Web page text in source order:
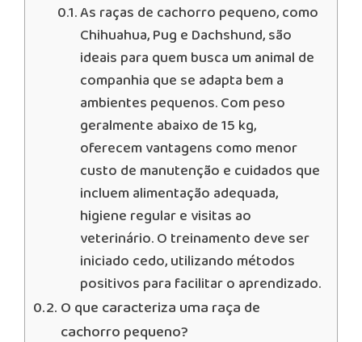
As raças de cachorro pequeno, como
Chihuahua, Pug e Dachshund, são
ideais para quem busca um animal de
companhia que se adapta bem a
ambientes pequenos. Com peso
geralmente abaixo de 15 kg,
oferecem vantagens como menor
custo de manutenção e cuidados que
incluem alimentação adequada,
higiene regular e visitas ao
veterinário. O treinamento deve ser
iniciado cedo, utilizando métodos
positivos para facilitar o aprendizado.
O que caracteriza uma raça de
cachorro pequeno?